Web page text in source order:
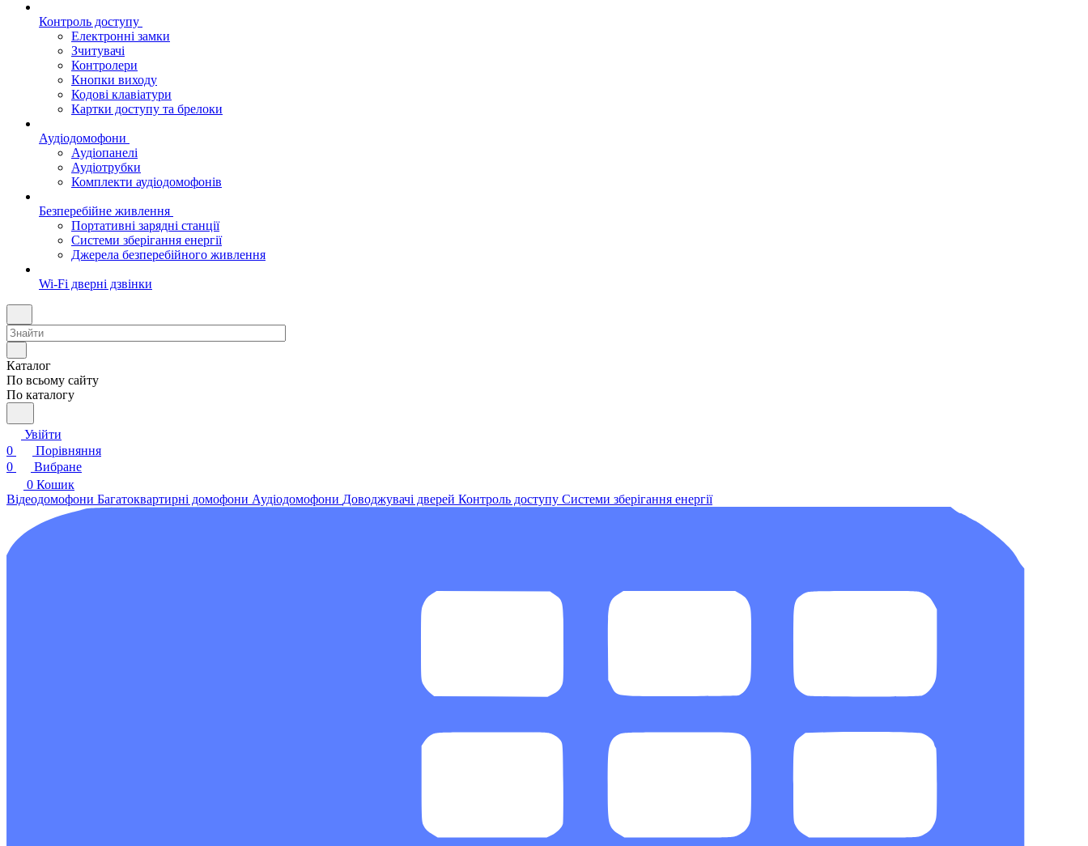
Контроль доступу
Електронні замки
Зчитувачі
Контролери
Кнопки виходу
Кодові клавіатури
Картки доступу та брелоки
Аудіодомофони
Аудіопанелі
Аудіотрубки
Комплекти аудіодомофонів
Безперебійне живлення
Портативні зарядні станції
Системи зберігання енергії
Джерела безперебійного живлення
Wi-Fi дверні дзвінки
Каталог
По всьому сайту
По каталогу
Увійти
0
Порівняння
0
Вибране
0 Кошик
Відеодомофони Багатоквартирні домофони Аудіодомофони Доводжувачі дверей Контроль доступу Системи зберігання енергії